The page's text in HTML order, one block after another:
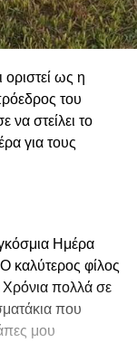
ως η
του
στείλει το
για τους
Ημέρα
καλύτερος φίλος
Χρόνια πολλά σε
που
μου